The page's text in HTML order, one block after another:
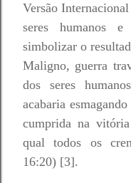
Versão
seres humanos
simbolizar o
Maligno, guerra
dos seres
acabaria
cumprida na
qual todos os
16:20) [3].